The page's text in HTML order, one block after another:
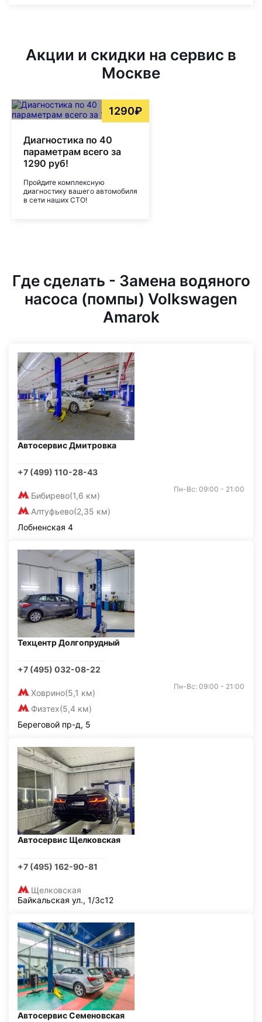
Акции и скидки на сервис в
Москве
1290₽
Диагностика по 40
параметрам всего за
1290 руб!
Пройдите комплексную
диагностику вашего автомобиля
в сети наших СТО!
Где сделать - Замена водяного
насоса (помпы) Volkswagen
Amarok
Автосервис Дмитровка
+7 (499) 110-28-43
Бибирево(1,6 км)
Алтуфьево(2,35 км)
Пн-Вс: 09:00 - 21:00
Лобненская 4
Техцентр Долгопрудный
+7 (495) 032-08-22
Ховрино(5,1 км)
Физтех(5,4 км)
Пн-Вс: 09:00 - 21:00
Береговой пр-д, 5
Автосервис Щелковская
+7 (495) 162-90-81
Щелковская
Байкальская ул., 1/3с12
Автосервис Семеновская